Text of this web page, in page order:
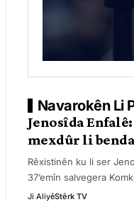
Navarokên Li
Jenosîda
mexdûr li
Rêxistinên ku li ser
37’emîn salvegera
Ji AliyêStêrk TV